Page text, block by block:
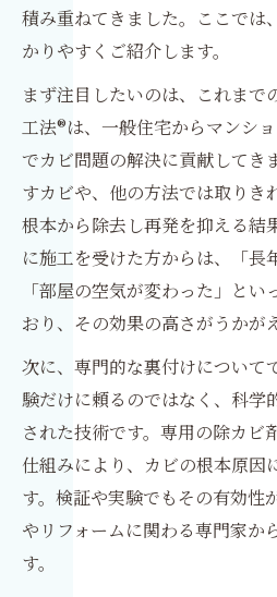
積み重ねてきました。ここでは
かりやすくご紹介します。
まず注目したいのは、これま
工法®は、一般住宅からマンシ
でカビ問題の解決に貢献してき
すカビや、他の方法では取りき
根本から除去し再発を抑える結
に施工を受けた方からは、「長
「部屋の空気が変わった」と
おり、その効果の高さがうかが
次に、専門的な裏付けについて
験だけに頼るのではなく、科学
された技術です。専用の除カビ
仕組みにより、カビの根本原因
す。検証や実験でもその有効性
やリフォームに関わる専門家か
す。